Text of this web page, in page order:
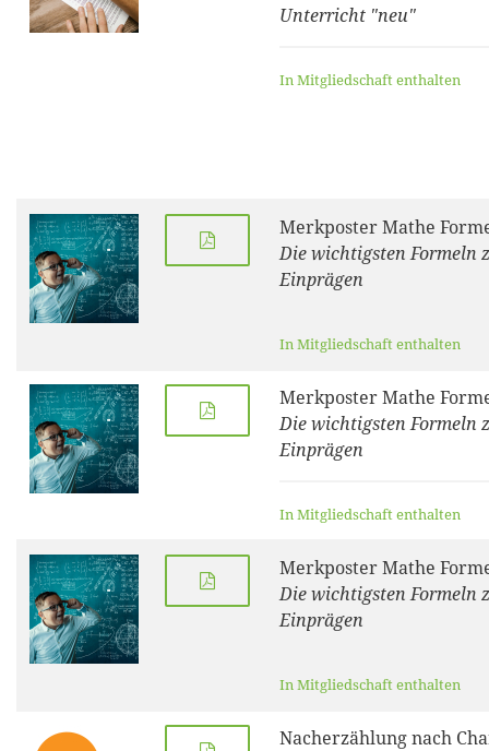
Unterricht "neu"
In Mitgliedschaft enthalten
Merkposter Mathe
Die wichtigsten Formeln
Einprägen
In Mitgliedschaft enthalten
Merkposter Mathe
Die wichtigsten Formeln
Einprägen
In Mitgliedschaft enthalten
Merkposter Mathe
Die wichtigsten Formeln
Einprägen
In Mitgliedschaft enthalten
Nacherzählung nach